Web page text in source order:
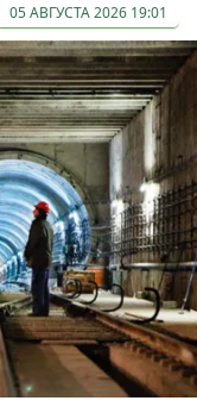
05 АВГУСТА 2026 19:01